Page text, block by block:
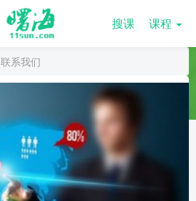
搜课 课程
联系我们